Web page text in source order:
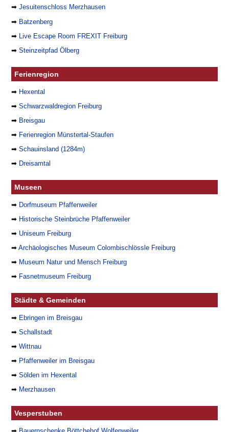
➡Jesuitenschloss Merzhausen
➡ Batzenberg
➡ Live Escape Room FREXIT Freiburg
➡Steinzeitpfad Ölberg
Ferienregion
➡ Hexental
➡Schwarzwaldregion Freiburg
➡ Breisgau
➡ Ferienregion Münstertal-Staufen
➡Schauinsland (1284m)
➡ Dreisamtal
Museen
➡ Dorfmuseum Pfaffenweiler
➡ Historische Steinbrüche Pfaffenweiler
➡ Uniseum Freiburg
➡Archäologisches Museum Colombischlössle Freiburg
➡ Museum Natur und Mensch Freiburg
➡ Fasnetmuseum Freiburg
Städte & Gemeinden
➡ Ebringen im Breisgau
➡Schallstadt
➡Wittnau
➡ Pfaffenweiler im Breisgau
➡Sölden im Hexental
➡ Merzhausen
Vesperstuben